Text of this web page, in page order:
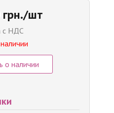
грн./шт
с НДС
о наличии